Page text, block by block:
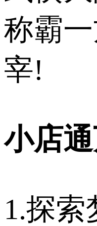
称霸
宰!
小店
1.探索